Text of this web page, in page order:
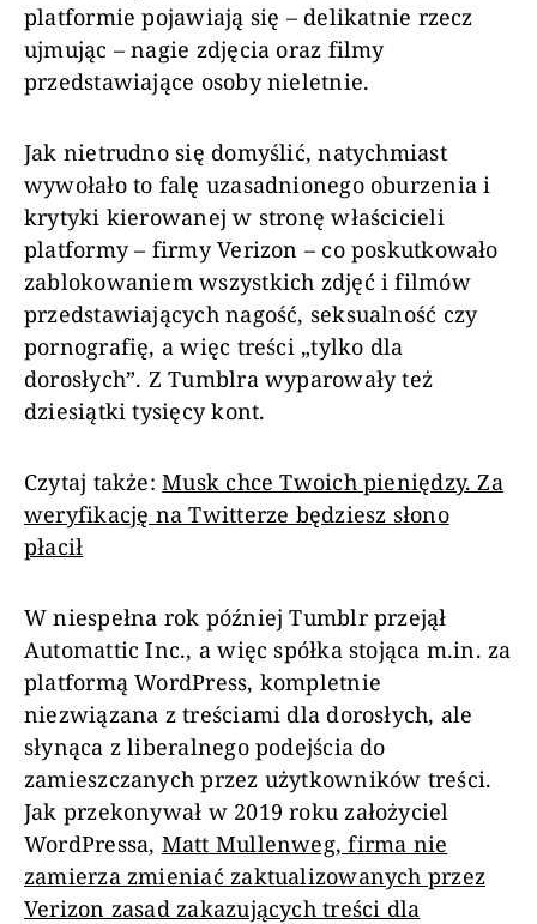
platformie pojawiają się – delikatnie rzecz
ujmując – nagie zdjęcia oraz filmy
przedstawiające osoby nieletnie.
Jak nietrudno się domyślić, natychmiast
wywołało to falę uzasadnionego oburzenia i
krytyki kierowanej w stronę właścicieli
platformy – firmy Verizon – co poskutkowało
zablokowaniem wszystkich zdjęć i filmów
przedstawiających nagość, seksualność czy
pornografię, a więc treści „tylko dla
dorosłych”. Z Tumblra wyparowały też
dziesiątki tysięcy kont.
Czytaj także:Musk chce Twoich pieniędzy. Za
weryfikację na Twitterze będziesz słono
płacił
W niespełna rok później Tumblr przejął
Automattic Inc., a więc spółka stojąca m.in. za
platformą WordPress, kompletnie
niezwiązana z treściami dla dorosłych, ale
słynąca z liberalnego podejścia do
zamieszczanych przez użytkowników treści.
Jak przekonywał w 2019 roku założyciel
WordPressa, Matt Mullenweg, firma nie
zamierza zmieniać zaktualizowanych przez
Verizon zasad zakazujących treści dla